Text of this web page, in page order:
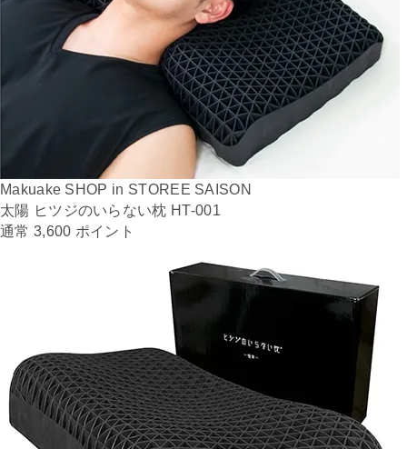
Makuake SHOP in STOREE SAISON
太陽 ヒツジのいらない枕 HT-001
通常 3,600 ポイント